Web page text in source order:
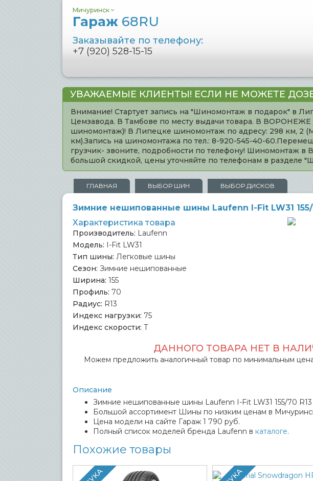
Мичуринск
Гараж 68RU
Заказывайте по телефону:
+7 (920) 528-15-15
УВАЖАЕМЫЕ КЛИЕНТЫ! ЕСЛИ НЕ МОЖЕТЕ
Внимание! Стартует запись на "Шиномонтаж в подарок" в
Цемзавода. В Тамбове по месту выдачи товара. В ВОРОНЕЖЕ
шиномонтаж)! В Липецке шиномонтаж по адресу: 298 км, 2
км).Запись на шиномонтажа по тел.: 8-920-545-40-
грузчик- звоните, подробности по телефону! Шиномонтаж
большой скидкой, цены уточняйте по телефонам в
ГЛАВНАЯ ВЫБОР ШИН ВЫБОР ДИСКОВ
Зимние нешипованные шины Laufenn I-Fit LW31 155/
Характеристика товара
Производитель: Laufenn
Модель: I-Fit LW31
Тип шины: Легковые шины
Сезон: Зимние нешипованные
Ширина: 155
Профиль: 70
Радиус: R13
Индекс нагрузки: 75
Индекс скорости: T
ДАННОГО ТОВАРА НЕТ В
Можем предложить аналогичный товар по минимальным
Описание
Зимние нешипованные шины Laufenn I-Fit LW31 155/70 R13
Большой ассортимент Шины по низким ценам в
Цена модели на сайте Гараж 1 790 руб.
Полный список моделей бренда Laufenn в каталоге.
Похожие товары